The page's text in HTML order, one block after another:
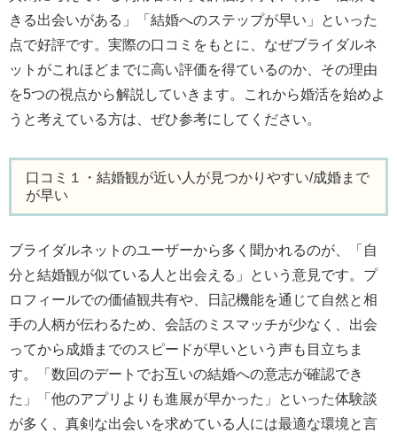
きる出会いがある」「結婚へのステップが早い」といった
点で好評です。実際の口コミをもとに、なぜブライダルネ
ットがこれほどまでに高い評価を得ているのか、その理由
を5つの視点から解説していきます。これから婚活を始めよ
うと考えている方は、ぜひ参考にしてください。
口コミ１・結婚観が近い人が見つかりやすい/成婚まで
が早い
ブライダルネットのユーザーから多く聞かれるのが、「自
分と結婚観が似ている人と出会える」という意見です。プ
ロフィールでの価値観共有や、日記機能を通じて自然と相
手の人柄が伝わるため、会話のミスマッチが少なく、出会
ってから成婚までのスピードが早いという声も目立ちま
す。「数回のデートでお互いの結婚への意志が確認でき
た」「他のアプリよりも進展が早かった」といった体験談
が多く、真剣な出会いを求めている人には最適な環境と言